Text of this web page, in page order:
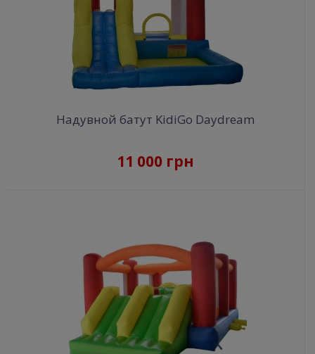
Надувной батут KidiGo Daydream
11 000 грн